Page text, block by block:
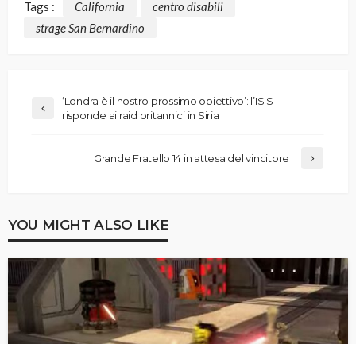
Tags : California
centro disabili
strage San Bernardino
‘Londra è il nostro prossimo obiettivo’: l’ISIS
risponde ai raid britannici in Siria
Grande Fratello 14 in attesa del vincitore
YOU MIGHT ALSO LIKE